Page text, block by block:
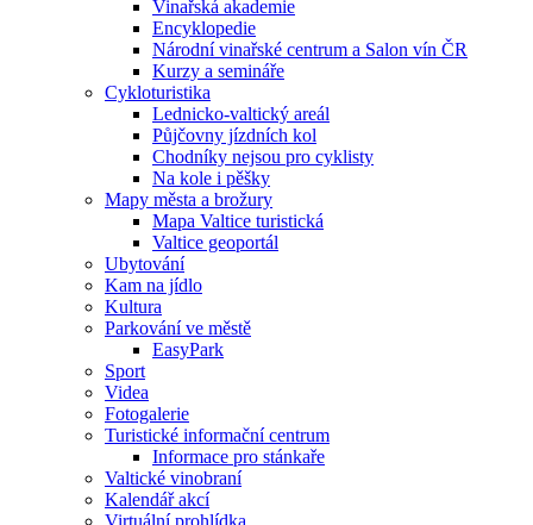
Vinařská akademie
Encyklopedie
Národní vinařské centrum a Salon vín ČR
Kurzy a semináře
Cykloturistika
Lednicko-valtický areál
Půjčovny jízdních kol
Chodníky nejsou pro cyklisty
Na kole i pěšky
Mapy města a brožury
Mapa Valtice turistická
Valtice geoportál
Ubytování
Kam na jídlo
Kultura
Parkování ve městě
EasyPark
Sport
Videa
Fotogalerie
Turistické informační centrum
Informace pro stánkaře
Valtické vinobraní
Kalendář akcí
Virtuální prohlídka